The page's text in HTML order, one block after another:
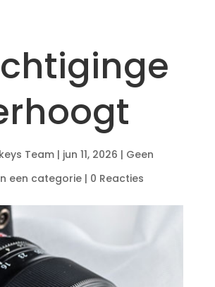
Team| jun 11, 2026 | Geen
een categorie| 0 Reacties